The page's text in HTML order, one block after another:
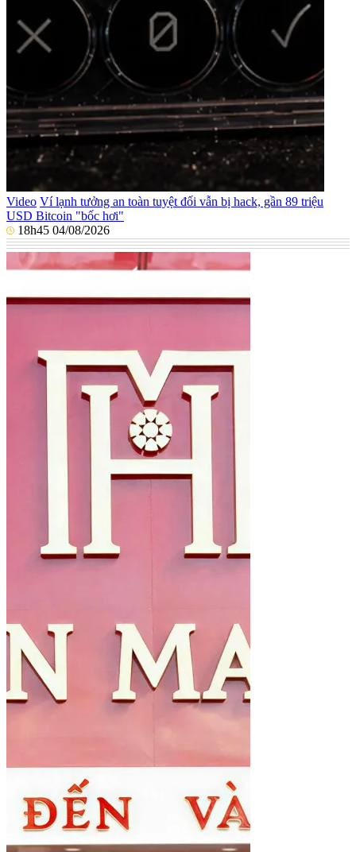
Video Ví lạnh tưởng an toàn tuyệt đối vẫn bị hack, gần 89 triệu
USD Bitcoin "bốc hơi"
18h45 04/08/2026